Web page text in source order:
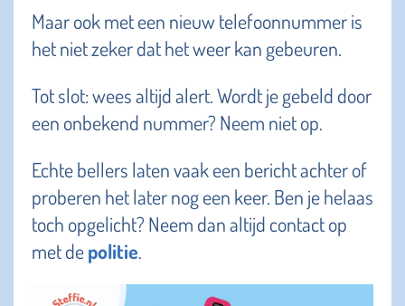
Maar ook met een nieuw telefoonnummer is
het niet zeker dat het weer kan gebeuren.
Tot slot: wees altijd alert. Wordt je gebeld door
een onbekend nummer? Neem niet op.
Echte bellers laten vaak een bericht achter of
proberen het later nog een keer. Ben je helaas
toch opgelicht? Neem dan altijd contact op
met depolitie.